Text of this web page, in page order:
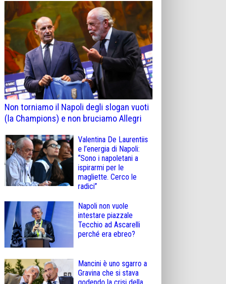
Non torniamo il Napoli degli slogan vuoti
(la Champions) e non bruciamo Allegri
Valentina De Laurentiis
e l’energia di Napoli:
“Sono i napoletani a
ispirarmi per le
magliette. Cerco le
radici”
Napoli non vuole
intestare piazzale
Tecchio ad Ascarelli
perché era ebreo?
Mancini è uno sgarro a
Gravina che si stava